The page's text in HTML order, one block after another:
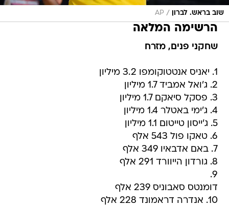
שוב בראש. לברון /
AP
הרשימה המלאה
שחקני פנים, מזרח
1. יאניס אנטטוקומפו 3.2 מיליון
2. ג'ואל אמביד 1.7 מיליון
3. פסקל סיאקם 1.7 מיליון
4. ג'ימי באטלר 1.4 מיליון
5. ג'ייסון טייטום 1.1 מיליון
6. טאקו פול 543 אלף
7. באם אדבאיו 349 אלף
8. גורדון הייוורד 291 אלף
9.
דומנטס סאבוניס 239 אלף
10. אנדרה דראמונד 228 אלף